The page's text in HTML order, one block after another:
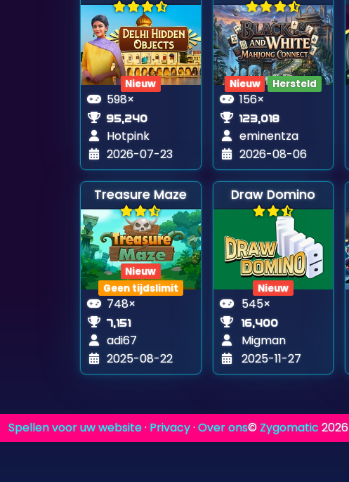
Nieuw
598×
95,240
Hotpink
2026-07-23
Nieuw Hersteld
156×
123,018
eminentza
2026-08-06
Treasure Maze
Nieuw
Geen tijdslimit
748×
7,151
adi67
2025-08-22
Draw Domino
Nieuw
545×
16,400
Migman
2025-11-27
Spellen voor uw website· Privacy·Over ons© Zygomatic 2026